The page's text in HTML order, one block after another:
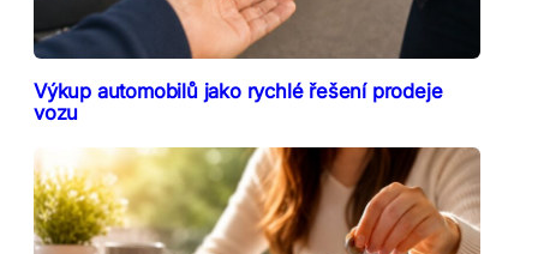
Výkup automobilů jako rychlé řešení prodeje
vozu